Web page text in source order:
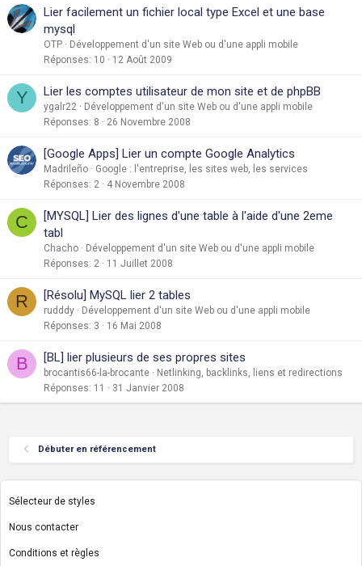
Lier facilement un fichier local type Excel et une base
mysql
OTP
Développement d'un site Web ou d'une appli mobile
Réponses 10 12 Août 2009
Y Lier les comptes utilisateur de mon site et de phpBB
ygalr22
Développement d'un site Web ou d'une appli mobile
Réponses 8 26 Novembre 2008
[Google Apps] Lier un compte Google Analytics
Madrileño
Google : l'entreprise, les sites web, les services
Réponses 2 4 Novembre 2008
C
[MYSQL] Lier des lignes d'une table à l'aide d'une 2eme
tabl
Chacho
Développement d'un site Web ou d'une appli mobile
Réponses 2 11 Juillet 2008
R [Résolu] MySQL lier 2 tables
rudddy
Développement d'un site Web ou d'une appli mobile
Réponses 3 16 Mai 2008
B [BL] lier plusieurs de ses propres sites
brocantis66-la-brocante
Netlinking, backlinks, liens et redirections
Réponses 11 31 Janvier 2008
Débuter en référencement
Sélecteur de styles
Nous contacter
Conditions et règles